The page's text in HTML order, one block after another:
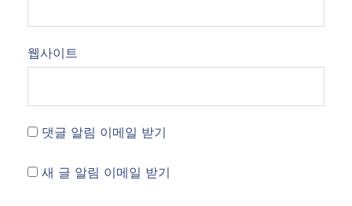
웹사이트
댓글 알림 이메일 받기
새 글 알림 이메일 받기